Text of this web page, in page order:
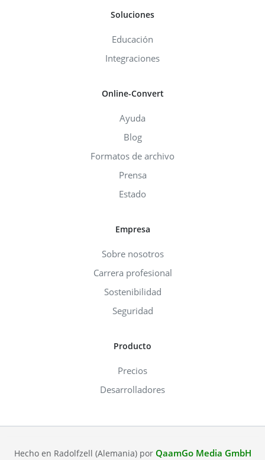
Soluciones
Educación
Integraciones
Online-Convert
Ayuda
Blog
Formatos de archivo
Prensa
Estado
Empresa
Sobre nosotros
Carrera profesional
Sostenibilidad
Seguridad
Producto
Precios
Desarrolladores
Hecho en Radolfzell (Alemania) por QaamGo Media GmbH